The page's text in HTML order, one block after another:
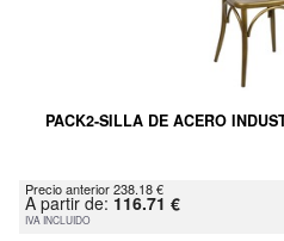
PACK2-SILLA DE ACERO
Precio anterior 238.18 €
A partir de: 116.71 €
IVA INCLUIDO